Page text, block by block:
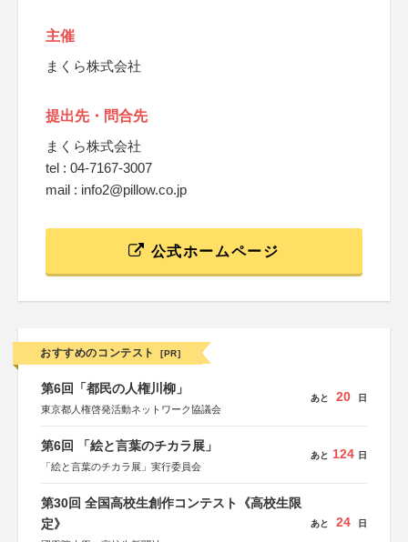
主催
まくら株式会社
提出先・問合先
まくら株式会社
tel : 04-7167-3007
mail : info2@pillow.co.jp
公式ホームページ
おすすめのコンテスト [PR]
第6回「都民の人権川柳」
東京都人権啓発活動ネットワーク協議会
あと 20 日
第6回 「絵と言葉のチカラ展」
「絵と言葉のチカラ展」実行委員会
あと 124 日
第30回 全国高校生創作コンテスト《高校生限
定》
あと 24 日